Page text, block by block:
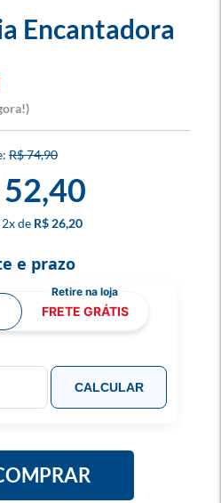
Encantadora
R$ 74,90
2x R$ 26,20
e prazo
FRETE GRÁTIS
CALCULAR